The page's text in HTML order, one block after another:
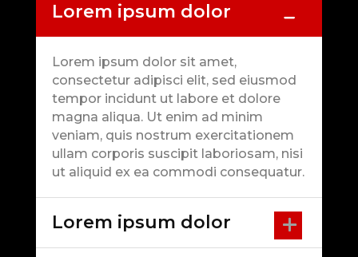
Lorem ipsum dolor
Lorem ipsum dolor sit amet,
consectetur adipisci elit, sed eiusmod
tempor incidunt ut labore et dolore
magna aliqua. Ut enim ad minim
veniam, quis nostrum exercitationem
ullam corporis suscipit laboriosam, nisi
ut aliquid ex ea commodi consequatur.
Lorem ipsum dolor